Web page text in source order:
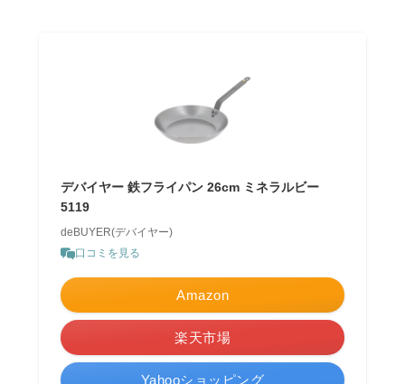
デバイヤー 鉄フライパン 26cm ミネラルビー
5119
deBUYER(デバイヤー)
口コミを見る
Amazon
楽天市場
Yahooショッピング